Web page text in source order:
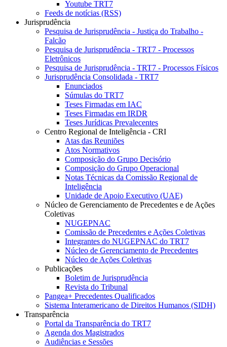
Youtube TRT7
Feeds de notícias (RSS)
Jurisprudência
Pesquisa de Jurisprudência - Justiça do Trabalho -
Falcão
Pesquisa de Jurisprudência - TRT7 - Processos
Eletrônicos
Pesquisa de Jurisprudência - TRT7 - Processos Físicos
Jurisprudência Consolidada - TRT7
Enunciados
Súmulas do TRT7
Teses Firmadas em IAC
Teses Firmadas em IRDR
Teses Jurídicas Prevalecentes
Centro Regional de Inteligência - CRI
Atas das Reuniões
Atos Normativos
Composição do Grupo Decisório
Composição do Grupo Operacional
Notas Técnicas da Comissão Regional de
Inteligência
Unidade de Apoio Executivo (UAE)
Núcleo de Gerenciamento de Precedentes e de Ações
Coletivas
NUGEPNAC
Comissão de Precedentes e Ações Coletivas
Integrantes do NUGEPNAC do TRT7
Núcleo de Gerenciamento de Precedentes
Núcleo de Ações Coletivas
Publicações
Boletim de Jurisprudência
Revista do Tribunal
Pangea+ Precedentes Qualificados
Sistema Interamericano de Direitos Humanos (SIDH)
Transparência
Portal da Transparência do TRT7
Agenda dos Magistrados
Audiências e Sessões